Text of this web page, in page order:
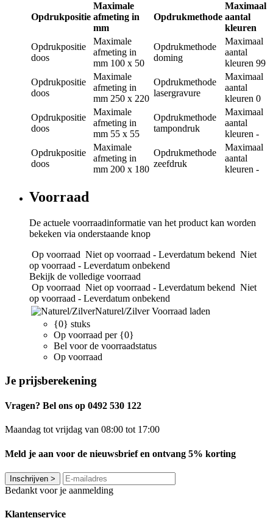
Opdrukpositie
Maximale
afmeting in
mm
Opdrukmethode
Maximaal
aantal
kleuren
Opdrukpositie
doos
Maximale
afmeting in
mm 100 x 50
Opdrukmethode
doming
Maximaal
aantal
kleuren 99
Opdrukpositie
doos
Maximale
afmeting in
mm 250 x 220
Opdrukmethode
lasergravure
Maximaal
aantal
kleuren 0
Opdrukpositie
doos
Maximale
afmeting in
mm 55 x 55
Opdrukmethode
tampondruk
Maximaal
aantal
kleuren -
Opdrukpositie
doos
Maximale
afmeting in
mm 200 x 180
Opdrukmethode
zeefdruk
Maximaal
aantal
kleuren -
Voorraad
De actuele voorraadinformatie van het product kan worden
bekeken via onderstaande knop
Op voorraad Niet op voorraad - Leverdatum bekend Niet
op voorraad - Leverdatum onbekend
Bekijk de volledige voorraad
Op voorraad Niet op voorraad - Leverdatum bekend Niet
op voorraad - Leverdatum onbekend
Naturel/Zilver Voorraad laden
{0} stuks
Op voorraad per {0}
Bel voor de voorraadstatus
Op voorraad
Je prijsberekening
Vragen? Bel ons op 0492 530 122
Maandag tot vrijdag van 08:00 tot 17:00
Meld je aan voor de nieuwsbrief en ontvang 5% korting
Inschrijven >
Bedankt voor je aanmelding
Klantenservice